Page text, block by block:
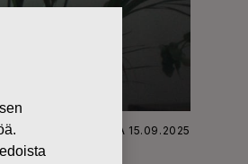
HANKINTA 15.09.2025